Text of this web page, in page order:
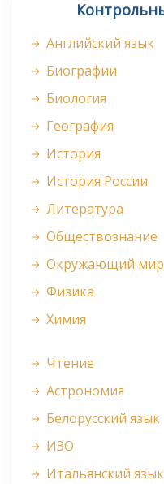
Английский язык
Биографии
Биология
География
История
История России
Литература
Обществознание
Окружающий мир
Физика
Химия
Чтение
Астрономия
Белорусский язык
ИЗО
Итальянский язык